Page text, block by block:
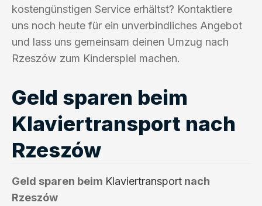
kostengünstigen Service erhältst? Kontaktiere
uns noch heute für ein unverbindliches Angebot
und lass uns gemeinsam deinen Umzug nach
Rzeszów zum Kinderspiel machen.
Geld sparen beim
Klaviertransport nach
Rzeszów
Geld sparen beim Klaviertransport nach
Rzeszów